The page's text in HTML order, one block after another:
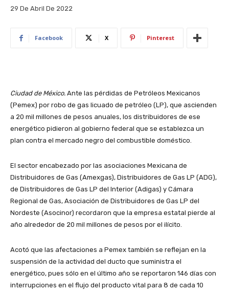
29 De Abril De 2022
Facebook X Pinterest
Ciudad de México. Ante las pérdidas de Petróleos Mexicanos
(Pemex) por robo de gas licuado de petróleo (LP), que ascienden
a 20 mil millones de pesos anuales, los distribuidores de ese
energético pidieron al gobierno federal que se establezca un
plan contra el mercado negro del combustible doméstico.
El sector encabezado por las asociaciones Mexicana de
Distribuidores de Gas (Amexgas), Distribuidores de Gas LP (ADG),
de Distribuidores de Gas LP del Interior (Adigas) y Cámara
Regional de Gas, Asociación de Distribuidores de Gas LP del
Nordeste (Asocinor) recordaron que la empresa estatal pierde al
año alrededor de 20 mil millones de pesos por el ilícito.
Acotó que las afectaciones a Pemex también se reflejan en la
suspensión de la actividad del ducto que suministra el
energético, pues sólo en el último año se reportaron 146 días con
interrupciones en el flujo del producto vital para 8 de cada 10